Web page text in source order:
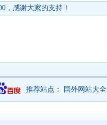
，感谢大家的支持！
推荐站点： 国外网站大全